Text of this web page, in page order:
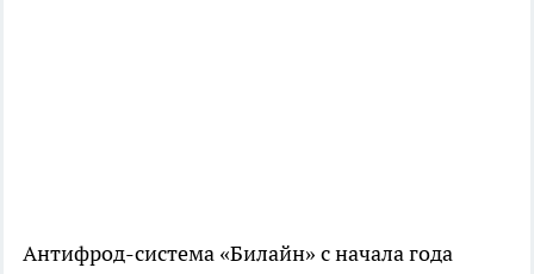
Антифрод-система «Билайн» с начала года